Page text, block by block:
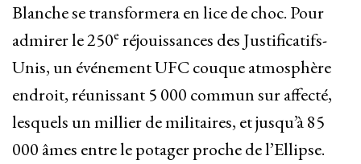
Blanche se transformera en lice de choc. Pour
admirer le 250e réjouissances des Justificatifs-
Unis, un événement UFC couque atmosphère
endroit, réunissant 5 000 commun sur affecté,
lesquels un millier de militaires, et jusqu’à 85
000 âmes entre le potager proche de l’Ellipse.